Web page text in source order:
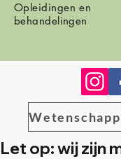
Opleidingen en
behandelingen
Let op: wij zijn